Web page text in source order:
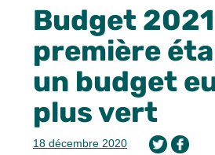
Budget
première
un budget
plus vert
18 décembre 2020